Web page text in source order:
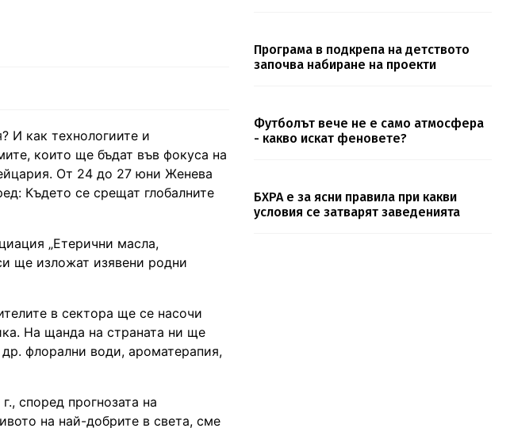
И как технологиите и
които ще бъдат във фокуса на
От 24 до 27 юни Женева
Където се срещат глобалните
„Етерични масла,
ще изложат изявени родни
в сектора ще се насочи
На щанда на страната ни ще
флорални води, ароматерапия,
според прогнозата на
на най-добрите в света, сме
Програма в подкрепа на детството
започва набиране на проекти
Футболът вече не е само атмосфера
- какво искат феновете?
БХРА е за ясни правила при какви
условия се затварят заведенията